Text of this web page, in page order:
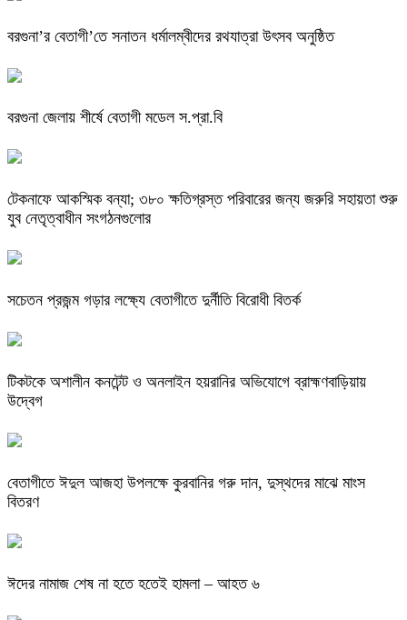
বরগুনা’র বেতাগী’তে সনাতন ধর্মালম্বীদের রথযাত্রা উৎসব অনুষ্ঠিত
বরগুনা জেলায় শীর্ষে বেতাগী মডেল স.প্রা.বি
টেকনাফে আকস্মিক বন্যা; ৩৮০ ক্ষতিগ্রস্ত পরিবারের জন্য জরুরি সহায়তা শুরু
যুব নেতৃত্বাধীন সংগঠনগুলোর
সচেতন প্রজন্ম গড়ার লক্ষ্যে বেতাগীতে দুর্নীতি বিরোধী বিতর্ক
টিকটকে অশালীন কনটেন্ট ও অনলাইন হয়রানির অভিযোগে ব্রাহ্মণবাড়িয়ায়
উদ্বেগ
বেতাগীতে ঈদুল আজহা উপলক্ষে কুরবানির গরু দান, দুস্থদের মাঝে মাংস
বিতরণ
ঈদের নামাজ শেষ না হতে হতেই হামলা – আহত ৬